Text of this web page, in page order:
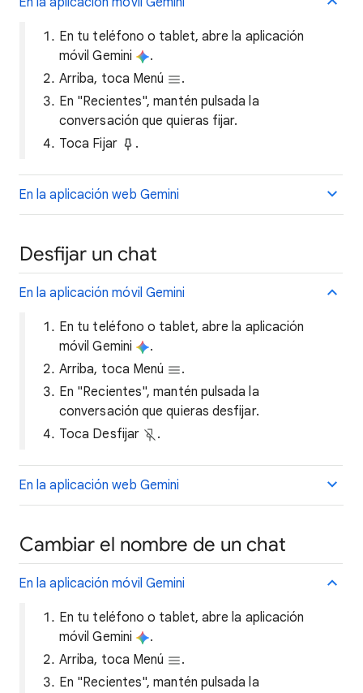
En tu teléfono o tablet, abre la aplicación
móvil Gemini
.
Arriba, toca Menú
.
En "Recientes", mantén pulsada la
conversación que quieras fijar.
Toca Fijar
.
En la aplicación web Gemini
Desfijar un chat
En la aplicación móvil Gemini
En tu teléfono o tablet, abre la aplicación
móvil Gemini
.
Arriba, toca Menú
.
En "Recientes", mantén pulsada la
conversación que quieras desfijar.
Toca Desfijar
.
En la aplicación web Gemini
Cambiar el nombre de un chat
En la aplicación móvil Gemini
En tu teléfono o tablet, abre la aplicación
móvil Gemini
.
Arriba, toca Menú
.
En "Recientes", mantén pulsada la